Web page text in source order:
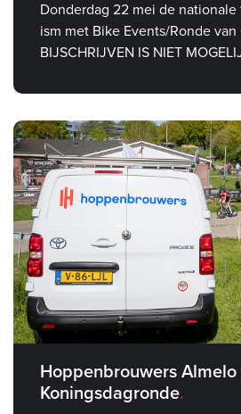
Donderdag 22 mei de
ism met Bike Events/Ronde van
BIJSCHRIJVEN IS NIET
Hoppenbrouwers Almelo
Koningsdagronde